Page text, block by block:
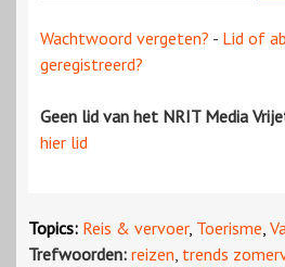
Wachtwoord vergeten? - Lid of
geregistreerd?
Geen lid van het NRIT Media
hier lid
Topics: Reis & vervoer, Toerisme,
Trefwoorden: reizen, trends